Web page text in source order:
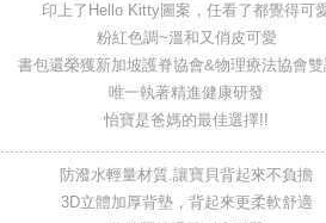
印上了Hello Kitty圖案，任看了都覺得可
粉紅色調~溫和又俏皮可愛
書包還榮獲新加坡護脊協會&物理療法協會
唯一執著精進健康研發
怡寶是爸媽的最佳選擇!!
防潑水輕量材質.讓寶貝背起來不負擔
3D立體加厚背墊，背起來更柔軟舒適